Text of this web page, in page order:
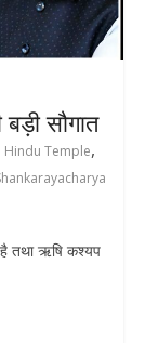
सौगात
Hindu Temple,
तथा ऋषि कश्यप